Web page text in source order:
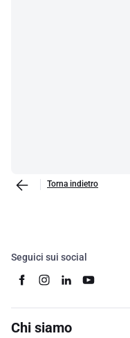
Torna indietro
Seguici sui social
Chi siamo